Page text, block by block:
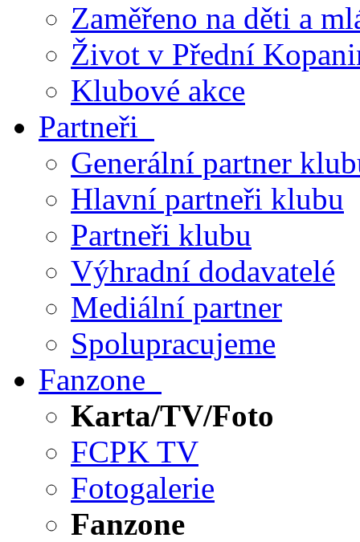
Zaměřeno na děti a
Život v Přední
Klubové akce
Partneři
Generální partner
Hlavní partneři klubu
Partneři klubu
Výhradní dodavatelé
Mediální partner
Spolupracujeme
Fanzone
Karta/TV/Foto
FCPK TV
Fotogalerie
Fanzone